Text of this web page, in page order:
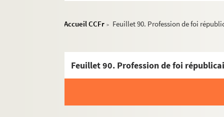
Accueil CCFr > Feuillet 90. Profession de foi
Feuillet 90. Profession de foi